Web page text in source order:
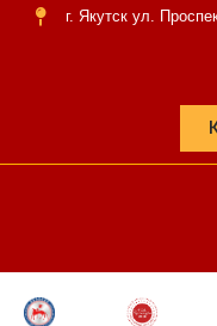
г. Якутск ул.